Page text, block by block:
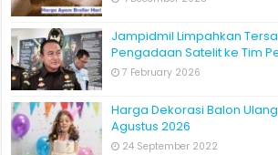
Jampidmil Limpahkan
Pengadaan Satelit ke Tim
7 February 2026
Harga Dekorasi Balon
Agustus 2026
24 September 2022